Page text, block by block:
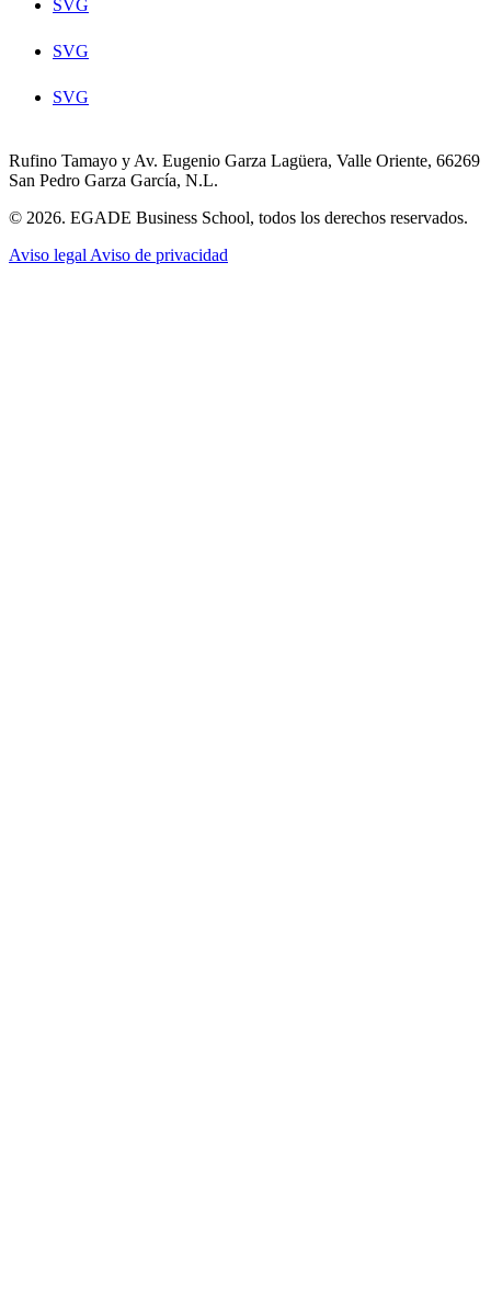
SVG
SVG
SVG
Rufino Tamayo y Av. Eugenio Garza Lagüera, Valle Oriente, 66269
San Pedro Garza García, N.L.
© 2026. EGADE Business School, todos los derechos reservados.
Aviso legal Aviso de privacidad